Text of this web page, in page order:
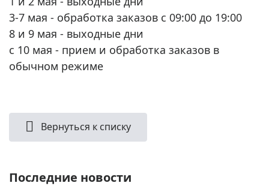
3-7 мая - обработка заказов с 09:00 до 19:00
8 и 9 мая - выходные дни
с 10 мая - прием и обработка заказов в
обычном режиме
Вернуться к списку
Последние новости